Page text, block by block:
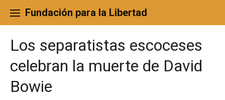
content
Fundación para la Libertad
Los separatistas escoceses
celebran la muerte de David
Bowie